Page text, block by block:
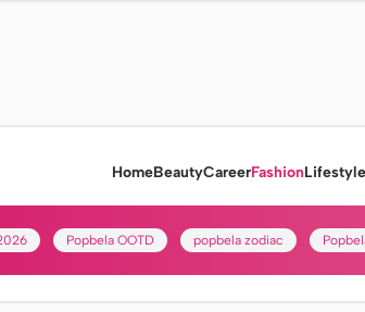
HomeBeautyCareerFashionLifestyle
Popbela OOTD popbela zodiac